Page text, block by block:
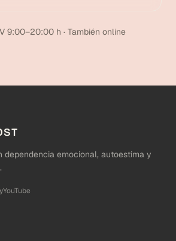
9:00–20:00 h · También online
dependencia emocional, autoestima y
YouTube